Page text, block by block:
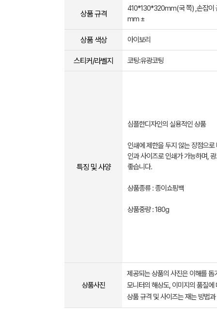
상품 규격
410*130*320mm(국 쪽) ,손잡이
mm ±
상품 색상 아이보리
스티커/라벨지 코팅:유광코팅
특징 및 사양
심플한디자인의 실용적인 상품
인쇄에 제한을 두지 않는 장점으로
인과 사이즈로 인쇄가 가능하며,
좋습니다.
상품종류 : 종이쇼핑백
상품중량 : 180g
상품사진
제공되는 상품의 사진은 이해를
모니터의 해상도, 이미지의 품질
상품 규격 및 사이즈는 재는 방법